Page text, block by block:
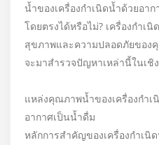
น้ำของเครื่องกำเนิดน้ำด้วยอา
โดยตรงได้หรือไม่? เครื่องกำเ
สุขภาพและความปลอดภัยของ
จะมาสำรวจปัญหาเหล่านี้ในเชิ
แหล่งคุณภาพน้ำของเครื่องกำเ
อากาศเป็นน้ำดื่ม
หลักการสำคัญของเครื่องกำเนิ